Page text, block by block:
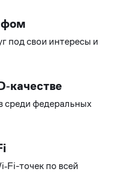
под свои интересы и
среди федеральных
точек по всей